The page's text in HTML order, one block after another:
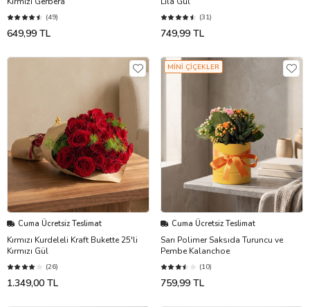
(49)
649,99 TL
(31)
749,99 TL
Cuma Ücretsiz Teslimat
Kırmızı Kurdeleli Kraft Bukette 25'li
Kırmızı Gül
(26)
1.349,00 TL
MİNİ ÇİÇEKLER
Cuma Ücretsiz Teslimat
Sarı Polimer Saksıda Turuncu ve
Pembe Kalanchoe
(10)
759,99 TL